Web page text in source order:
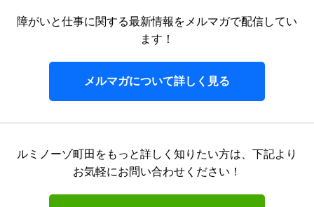
障がいと仕事に関する最新情報をメルマガで配信してい
ます！
メルマガについて詳しく見る
ルミノーゾ町田をもっと詳しく知りたい方は、 下記より
お気軽にお問い合わせください！